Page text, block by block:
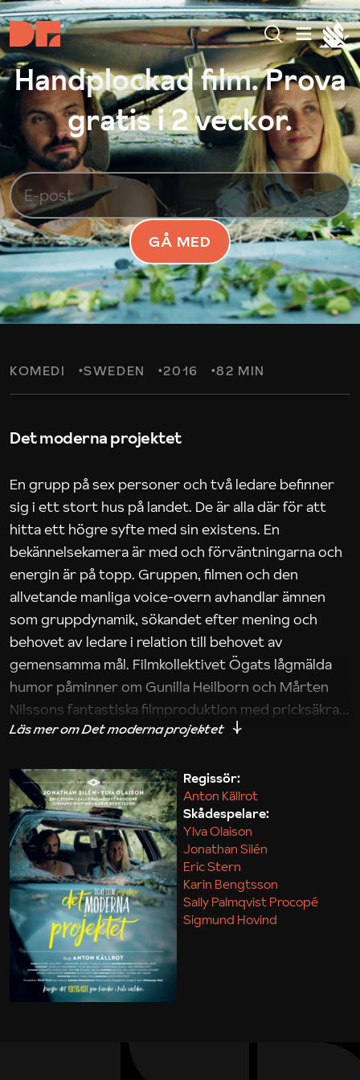
Handplockad film. Prova
gratis i 2 veckor.
GÅ MED
KOMEDI SWEDEN 2016 82 MIN
Det moderna projektet
En grupp på sex personer och två ledare befinner
sig i ett stort hus på landet. De är alla där för att
hitta ett högre syfte med sin existens. En
bekännelsekamera är med och förväntningarna och
energin är på topp. Gruppen, filmen och den
allvetande manliga voice-overn avhandlar ämnen
som gruppdynamik, sökandet efter mening och
behovet av ledare i relation till behovet av
gemensamma mål. Filmkollektivet Ögats lågmälda
humor påminner om Gunilla Heilborn och Mårten
Nilssons fantastiska filmproduktion med pricksäkra
iakttagelser om hur svårt det kan vara att omsätta
Maja Kekonius
Regissör:
Anton Källrot
Skådespelare:
Ylva Olaison
Jonathan Silén
Eric Stern
Karin Bengtsson
Sally Palmqvist Procopé
Sigmund Hovind